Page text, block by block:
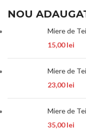
NOU
Miere de
15,00lei
Miere de
23,00lei
Miere de
35,00lei